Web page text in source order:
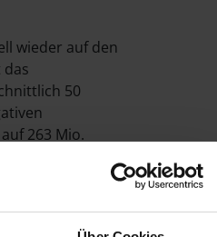
wieder auf den
50
263 Mio.